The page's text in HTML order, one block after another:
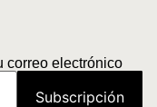
correo electrónico